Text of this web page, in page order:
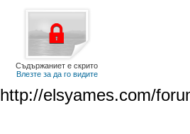
Съдържаниет е скрито
Влезте за да го видите
http://elsyames.com/